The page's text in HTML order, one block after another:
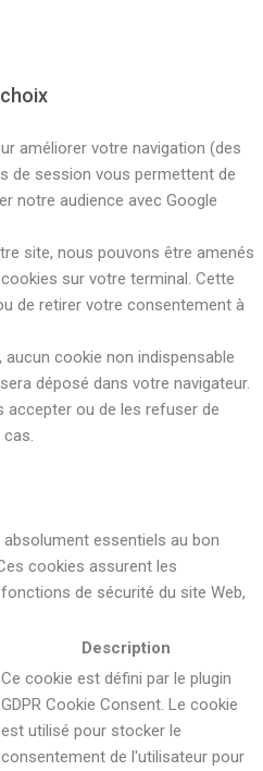
améliorer votre navigation (des
de session vous permettent de
notre audience avec Google
site, nous pouvons être amenés
sur votre terminal. Cette
de retirer votre consentement à
cookie non indispensable
déposé dans votre navigateur.
accepter ou de les refuser de
essentiels au bon
cookies assurent les
de sécurité du site Web,
Description
Ce cookie est défini par le plugin
GDPR Cookie Consent. Le cookie
est utilisé pour stocker le
consentement de l'utilisateur pour